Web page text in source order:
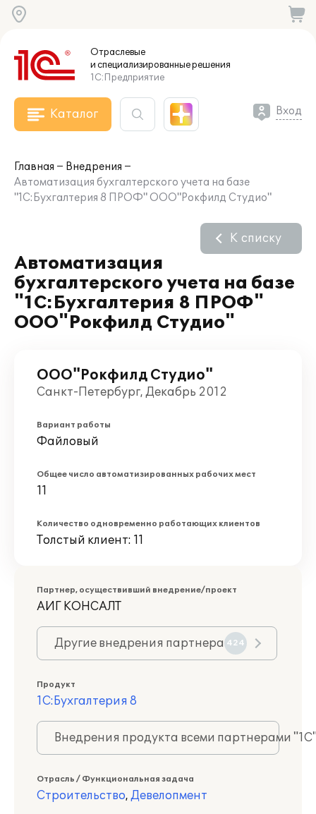
Отраслевые
и специализированныерешения
1С:Предприятие
Каталог Вход
Главная
Внедрения
Автоматизация бухгалтерского учета на базе
"1C:Бухгалтерия 8 ПРОФ" ООО"Рокфилд Студио"
Автоматизация
бухгалтерского учета на базе
"1C:Бухгалтерия 8 ПРОФ"
ООО"Рокфилд Студио"
К списку
ООО"Рокфилд Студио"
Санкт-Петербург, Декабрь 2012
Вариант работы
Файловый
Общее число автоматизированных рабочих мест
11
Количество одновременно работающих клиентов
Толстый клиент: 11
Партнер, осуществивший внедрение/проект
АИГ КОНСАЛТ
Другие внедрения партнера 424
Продукт
1С:Бухгалтерия 8
Внедрения продукта всеми партнерами
Отрасль / Функциональная задача
Строительство, Девелопмент